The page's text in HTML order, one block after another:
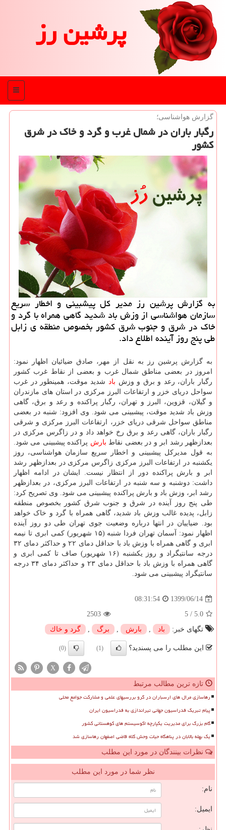
پرشین رز
منو
گزارش هواشناسی؛
رگبار باران در شمال غرب و گرد و خاك در شرق
كشور
به گزارش پرشین رز مدیر كل پیشبینی و اخطار سریع
سازمان هواشناسی از وزش باد شدید گاهی همراه با گرد و
خاك در شرق و جنوب شرق كشور بخصوص منطقه ی زابل
طی پنج روز آینده اطلاع داد.
به گزارش پرشین رز به نقل از مهر، صادق ضیائیان اظهار نمود:
امروز در بعضی مناطق شمال غرب و بعضی از نقاط غرب کشور
رگبار باران، رعد و برق و وزش باد شدید موقت، همینطور در غرب
سواحل دریای خزر و ارتفاعات البرز مرکزی در استان های مازندران
و گیلان، قزوین، البرز و تهران، رگبار پراکنده و رعد و برق، گاهی
وزش باد شدید موقت، پیشبینی می شود. وی افزود: شنبه در بعضی
مناطق سواحل شرقی دریای خزر، ارتفاعات البرز مرکزی و شرقی
رگبار باران، گاهی رعد و برق رخ خواهد داد و در زاگرس مرکزی در
بعدازظهر رشد ابر و در بعضی نقاط بارش پراکنده پیشبینی می شود.
به قول مدیرکل پیشبینی و اخطار سریع سازمان هواشناسی، روز
یکشنبه در ارتفاعات البرز مرکزی زاگرس مرکزی در بعدازظهر رشد
ابر و بارش پراکنده دور از انتظار نیست. ایشان در ادامه اظهار
داشت: دوشنبه و سه شنبه در ارتفاعات البرز مرکزی، در بعدازظهر
رشد ابر، وزش باد و بارش پراکنده پیشبینی می شود. وی تصریح کرد:
طی پنج روز آینده در شرق و جنوب شرق کشور بخصوص منطقه
زابل، پدیده غالب وزش باد شدید، گاهی همراه با گرد و خاک خواهد
بود. ضیاییان در انتها درباره وضعیت جوی تهران طی دو روز آینده
اظهار نمود: آسمان تهران فردا شنبه (۱۵ شهریور) کمی ابری تا نیمه
ابری و گاهی همراه با وزش باد با حداقل دمای ۲۲ و حداکثر دمای ۳۲
درجه سانتیگراد و روز یکشنبه (۱۶ شهریور) صاف تا کمی ابری و
گاهی همراه با وزش باد با حداقل دمای ۲۳ و حداکثر دمای ۳۴ درجه
سانتیگراد پیشبینی می شود.
1399/06/14
08:31:54
5.0
/
5
2503
تگهای خبر:
باد , بارش , برگ , گرد و خاك
این مطلب را می پسندید؟ (1)
(0)
X
تازه ترین مطالب مرتبط
رهاسازی مرال های ارسباران در گرو بررسیهای علمی و مشارکت جوامع محلی
پیام تبریک فدراسیون جهانی تیراندازی به فدراسیون ایران
گام بزرگ برای مدیریت یکپارچه اکوسیستم های کوهستانی کشور
یک بهله بالابان در پناهگاه حیات وحش کلاه قاضی اصفهان رهاسازی شد
نظرات بینندگان در مورد این مطلب
نظر شما در مورد این مطلب
نام:
ایمیل: